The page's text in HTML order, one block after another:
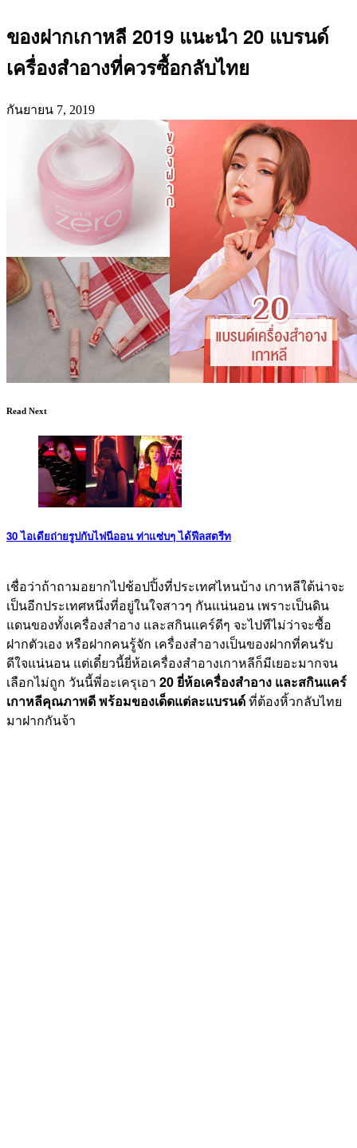
ของฝากเกาหลี 2019 แนะนำ 20 แบรนด์
เครื่องสำอางที่ควรซื้อกลับไทย
กันยายน 7, 2019
Read Next
30 ไอเดียถ่ายรูปกับไฟนีออน ท่าแซ่บๆ ได้ฟีลสตรีท
เชื่อว่าถ้าถามอยากไปช้อปปิ้งที่ประเทศไหนบ้าง เกาหลีใต้น่าจะ
เป็นอีกประเทศหนึ่งที่อยู่ในใจสาวๆ กันแน่นอน เพราะเป็นดิน
แดนของทั้งเครื่องสำอาง และสกินแคร์ดีๆ จะไปทีไม่ว่าจะซื้อ
ฝากตัวเอง หรือฝากคนรู้จัก เครื่องสำอางเป็นของฝากที่คนรับ
ดีใจแน่นอน แต่เดี๋ยวนี้ยี่ห้อเครื่องสำอางเกาหลีก็มีเยอะมากจน
เลือกไม่ถูก วันนี้พี่อะเครุเอา 20 ยี่ห้อเครื่องสำอาง และสกินแคร์
เกาหลีคุณภาพดีพร้อมของเด็ดแต่ละแบรนด์ที่ต้องหิ้วกลับไทย
มาฝากกันจ้า